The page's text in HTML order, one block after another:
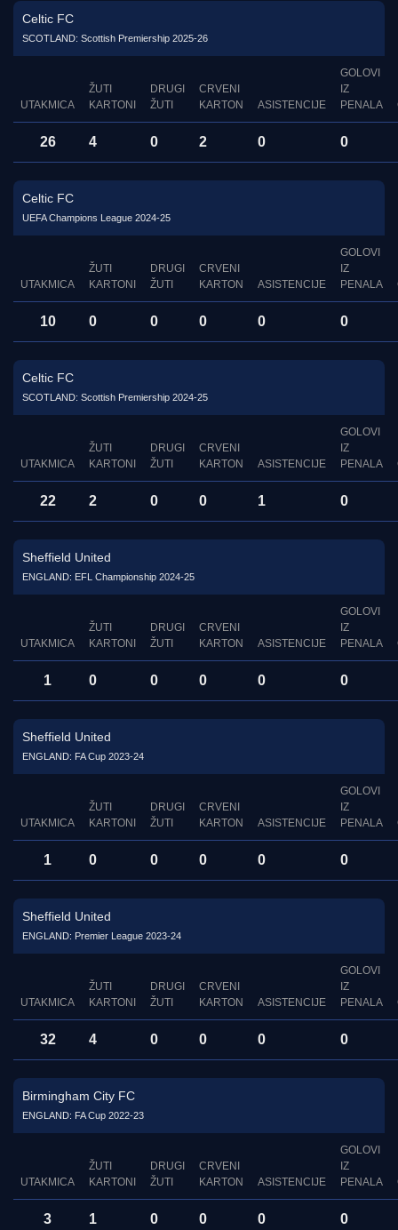
Celtic FC
SCOTLAND: Scottish Premiership 2025-26
UTAKMICA
ŽUTI
KARTONI
DRUGI
ŽUTI
CRVENI
KARTON
ASISTENCIJE
GOLOVI
IZ
PENALA
26 4 0 2 0 0
Celtic FC
UEFA Champions League 2024-25
UTAKMICA
ŽUTI
KARTONI
DRUGI
ŽUTI
CRVENI
KARTON
ASISTENCIJE
GOLOVI
IZ
PENALA
10 0 0 0 0 0
Celtic FC
SCOTLAND: Scottish Premiership 2024-25
UTAKMICA
ŽUTI
KARTONI
DRUGI
ŽUTI
CRVENI
KARTON
ASISTENCIJE
GOLOVI
IZ
PENALA
22 2 0 0 1 0
Sheffield United
ENGLAND: EFL Championship 2024-25
UTAKMICA
ŽUTI
KARTONI
DRUGI
ŽUTI
CRVENI
KARTON
ASISTENCIJE
GOLOVI
IZ
PENALA
1 0 0 0 0 0
Sheffield United
ENGLAND: FA Cup 2023-24
UTAKMICA
ŽUTI
KARTONI
DRUGI
ŽUTI
CRVENI
KARTON
ASISTENCIJE
GOLOVI
IZ
PENALA
1 0 0 0 0 0
Sheffield United
ENGLAND: Premier League 2023-24
UTAKMICA
ŽUTI
KARTONI
DRUGI
ŽUTI
CRVENI
KARTON
ASISTENCIJE
GOLOVI
IZ
PENALA
32 4 0 0 0 0
Birmingham City FC
ENGLAND: FA Cup 2022-23
UTAKMICA
ŽUTI
KARTONI
DRUGI
ŽUTI
CRVENI
KARTON
ASISTENCIJE
GOLOVI
IZ
PENALA
3 1 0 0 0 0